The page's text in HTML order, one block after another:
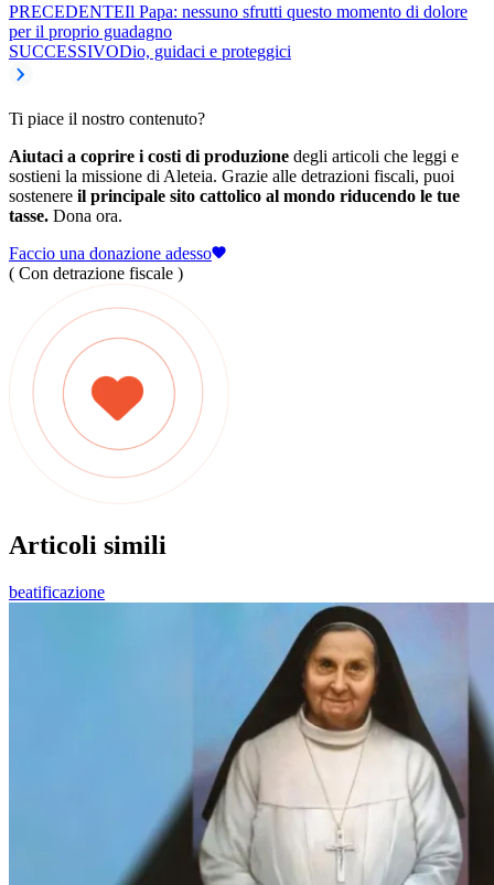
PRECEDENTEIl Papa: nessuno sfrutti questo momento di dolore
per il proprio guadagno
SUCCESSIVODio, guidaci e proteggici
Ti piace il nostro contenuto?
Aiutaci a coprire i costi di produzione degli articoli che leggi e
sostieni la missione di Aleteia. Grazie alle detrazioni fiscali, puoi
sostenere il principale sito cattolico al mondo riducendo le tue
tasse. Dona ora.
Faccio una donazione adesso
( Con detrazione fiscale )
Articoli simili
beatificazione